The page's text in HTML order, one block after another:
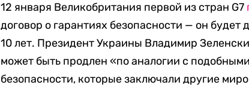
12 января Великобритания первой из стран G7
договор о гарантиях безопасности — он будет
10 лет. Президент Украины Владимир
может быть продлен «по аналогии с
безопасности, которые заключали другие